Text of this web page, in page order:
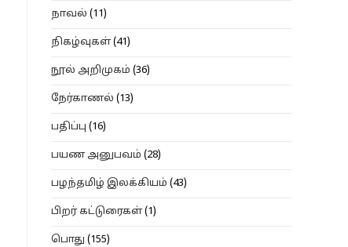
நாவல் (11)
நிகழ்வுகள்(41)
நூல் அறிமுகம் (36)
நேர்காணல் (13)
பதிப்பு (16)
பயண அனுபவம் (28)
பழந்தமிழ் இலக்கியம் (43)
பிறர் கட்டுரைகள்(1)
பொது (155)